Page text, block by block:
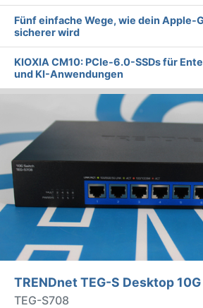
Fünf einfache Wege, wie dein Apple-
sicherer wird
KIOXIA CM10: PCIe-6.0-SSDs für
und KI-Anwendungen
TRENDnet TEG-S Desktop
TEG-S708